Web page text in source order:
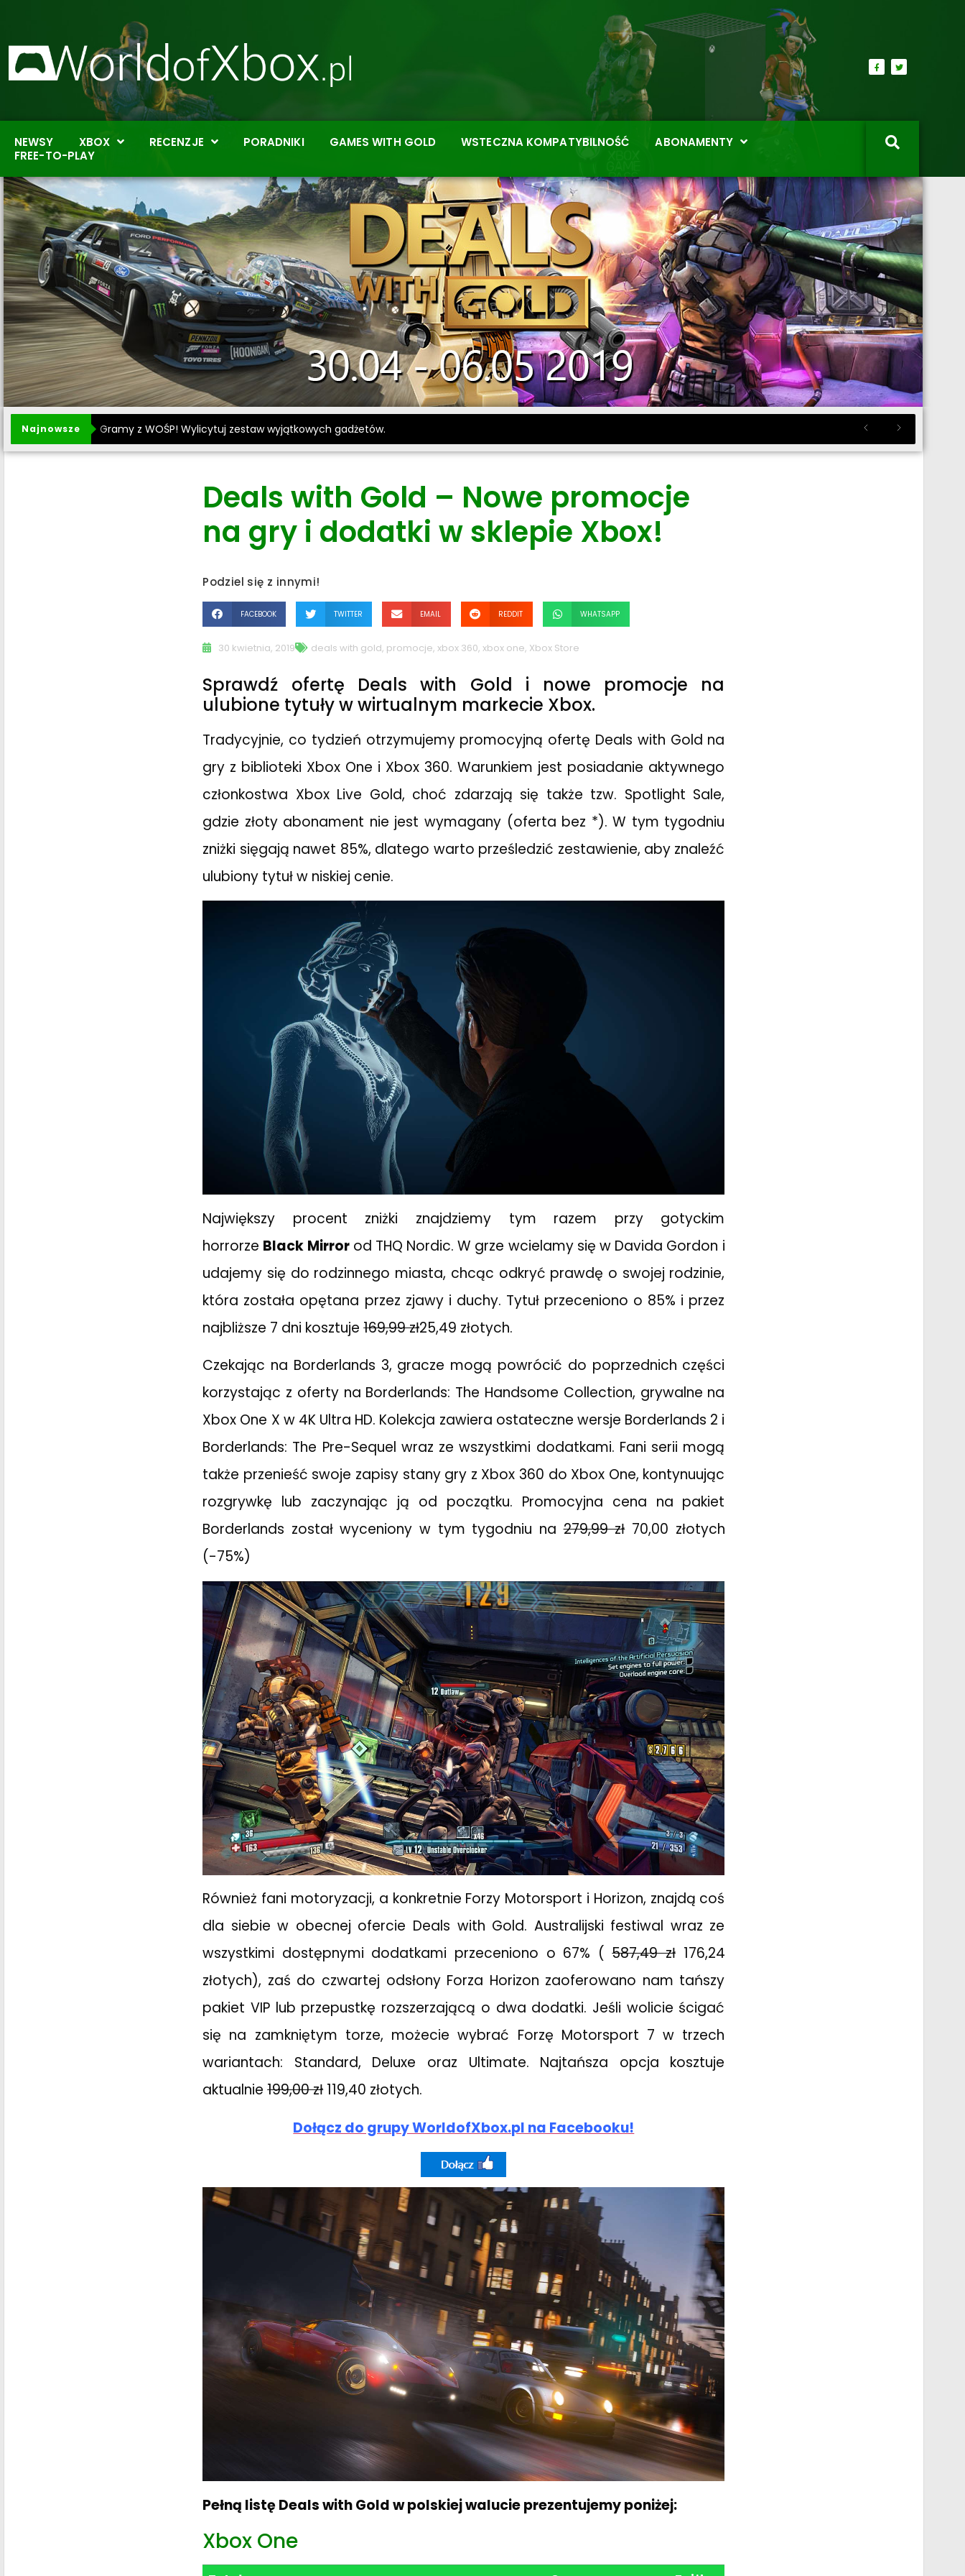
NEWSY XBOX RECENZJE PORADNIKI GAMES WITH GOLD WSTECZNA KOMPATYBILNOŚĆ
ABONAMENTY
FREE-TO-PLAY
Najnowsze Gramy z WOŚP! Wylicytuj zestaw wyjątkowych gadżetów.
Deals with Gold – Nowe promocje
na gry i dodatki w sklepie Xbox!
Podziel się z innymi!
FACEBOOK TWITTER EMAIL REDDIT WHATSAPP
30 kwietnia, 2019 deals with gold, promocje,xbox 360,xbox one, Xbox Store
Sprawdź ofertę Deals with Gold i nowe promocje na
ulubione tytuły w wirtualnym markecie Xbox.
Tradycyjnie, co tydzień otrzymujemy promocyjną ofertę Deals with Gold na
gry z biblioteki Xbox One i Xbox 360. Warunkiem jest posiadanie aktywnego
członkostwa Xbox Live Gold, choć zdarzają się także tzw. Spotlight Sale,
gdzie złoty abonament nie jest wymagany (oferta bez *). W tym tygodniu
zniżki sięgają nawet 85%, dlatego warto prześledzić zestawienie, aby znaleźć
ulubiony tytuł w niskiej cenie.
Największy procent zniżki znajdziemy tym razem przy gotyckim
horrorze Black Mirrorod THQ Nordic. W grze wcielamy się w Davida Gordon i
udajemy się do rodzinnego miasta, chcąc odkryć prawdę o swojej rodzinie,
która została opętana przez zjawy i duchy. Tytuł przeceniono o 85% i przez
najbliższe 7 dni kosztuje169,99 zł25,49 złotych.
Czekając na Borderlands 3, gracze mogą powrócić do poprzednich części
korzystając z oferty na Borderlands: The Handsome Collection, grywalne na
Xbox One X w 4K Ultra HD. Kolekcja zawiera ostateczne wersje Borderlands 2 i
Borderlands: The Pre-Sequel wraz ze wszystkimi dodatkami. Fani serii mogą
także przenieść swoje zapisy stany gry z Xbox 360 do Xbox One, kontynuując
rozgrywkę lub zaczynając ją od początku. Promocyjna cena na pakiet
Borderlands został wyceniony w tym tygodniu na279,99 zł70,00 złotych
(-75%)
Również fani motoryzacji, a konkretnie Forzy Motorsport i Horizon, znajdą coś
dla siebie w obecnej ofercie Deals with Gold. Australijski festiwal wraz ze
wszystkimi dostępnymi dodatkami przeceniono o 67% (587,49 zł 176,24
złotych), zaś do czwartej odsłony Forza Horizon zaoferowano nam tańszy
pakiet VIP lub przepustkę rozszerzającą o dwa dodatki. Jeśli wolicie ścigać
się na zamkniętym torze, możecie wybrać Forzę Motorsport 7 w trzech
wariantach: Standard, Deluxe oraz Ultimate. Najtańsza opcja kosztuje
aktualnie199,00 zł 119,40 złotych.
Dołącz do grupy WorldofXbox.pl na Facebooku!
Pełną listę Deals with Gold w polskiej walucie prezentujemy poniżej:
Xbox One